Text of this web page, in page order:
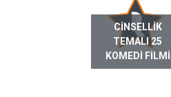
CINSELLIK
TEMALI 25
KOMEDI FILMI